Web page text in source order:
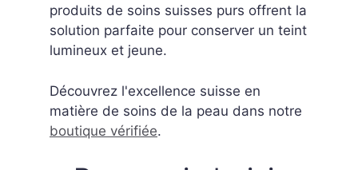
produits de soins suisses purs offrent la
solution parfaite pour conserver un teint
lumineux et jeune.
Découvrez l'excellence suisse en
matière de soins de la peau dans notre
boutique vérifiée.